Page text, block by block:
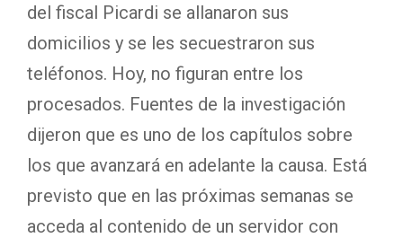
del fiscal Picardi se allanaron sus
domicilios y se les secuestraron sus
teléfonos. Hoy, no figuran entre los
procesados. Fuentes de la investigación
dijeron que es uno de los capítulos sobre
los que avanzará en adelante la causa. Está
previsto que en las próximas semanas se
acceda al contenido de un servidor con